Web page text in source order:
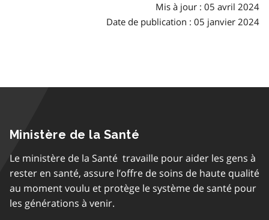
Mis à jour : 05 avril 2024
Date de publication : 05 janvier 2024
Ministère de la Santé
Le ministère de la Santé travaille pour aider les gens à
rester en santé, assure l’offre de soins de haute qualité
au moment voulu et protège le système de santé pour
les générations à venir.